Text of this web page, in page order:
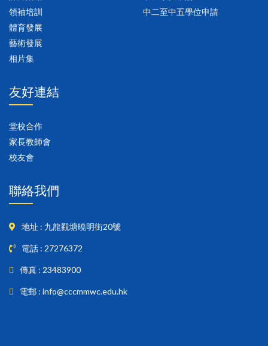
領袖培訓
體育發展
藝術發展
相片集
中二至中五學位申請
友好連結
堂校合作
家長教師會
校友會
聯絡我們
地址 : 九龍觀塘曉明街20號
電話 : 27276372
傳真 : 23483900
電郵 : info@cccmmwc.edu.hk